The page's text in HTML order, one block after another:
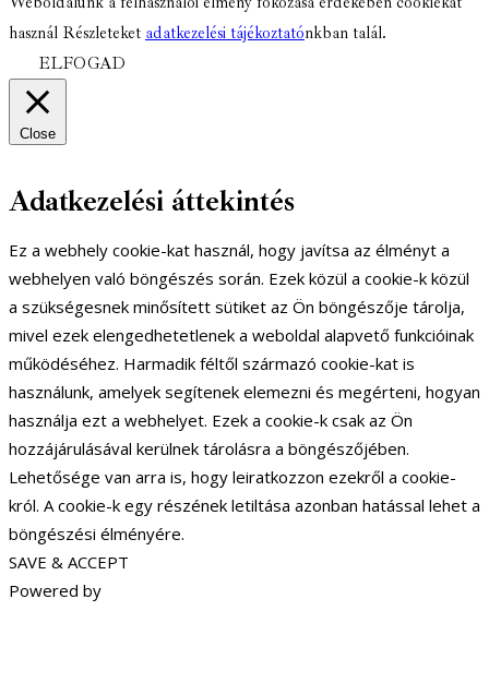
használ Részleteket adatkezelési tájékoztatónkban talál.
ELFOGAD
Close
Adatkezelési áttekintés
Ez a webhely cookie-kat használ, hogy javítsa az élményt a
webhelyen való böngészés során. Ezek közül a cookie-k közül
a szükségesnek minősített sütiket az Ön böngészője tárolja,
mivel ezek elengedhetetlenek a weboldal alapvető funkcióinak
működéséhez. Harmadik féltől származó cookie-kat is
használunk, amelyek segítenek elemezni és megérteni, hogyan
használja ezt a webhelyet. Ezek a cookie-k csak az Ön
hozzájárulásával kerülnek tárolásra a böngészőjében.
Lehetősége van arra is, hogy leiratkozzon ezekről a cookie-
król. A cookie-k egy részének letiltása azonban hatással lehet a
böngészési élményére.
SAVE & ACCEPT
Powered by